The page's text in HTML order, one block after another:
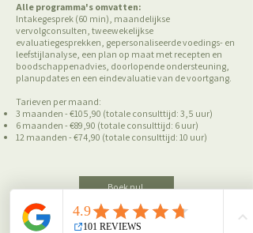
Alle programma's omvatten:
Intakegesprek (60 min), maandelijkse
vervolgconsulten, tweewekelijkse
evaluatiegesprekken, gepersonaliseerde voedings- en
leefstijlanalyse, een plan op maat met recepten en
boodschappenadvies, doorlopende ondersteuning,
planupdates en een eindevaluatie van de voortgang.
Tarieven per maand:
3 maanden - €105,90 (totale consulttijd: 3,5 uur)
6 maanden - €89,90 (totale consulttijd: 6 uur)
12 maanden - €74,90 (totale consulttijd: 10 uur)
Boek nu!